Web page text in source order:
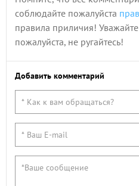
соблюдайте пожалуйста
правила приличия!
пожалуйста, не ругайтесь!
Добавить комментарий